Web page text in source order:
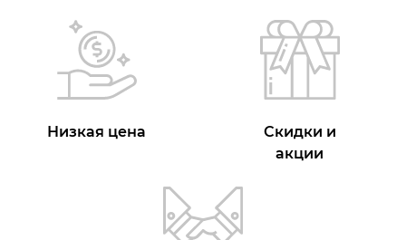
Низкая цена
Скидки и
акции